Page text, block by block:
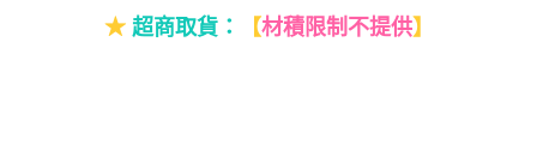
★ 超商取貨： 【材積限制不提供】